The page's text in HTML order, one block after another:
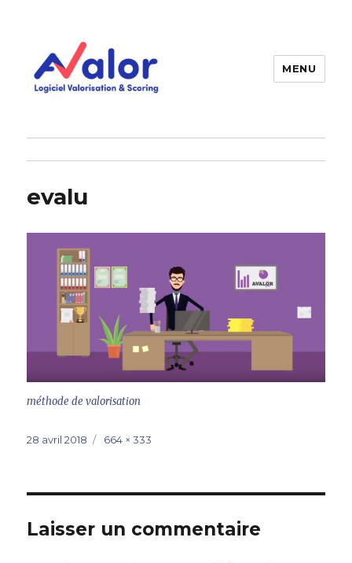
MENU
evalu
méthode de valorisation
Publié
28 avril 2018
Taille
664 × 333
Laisser un commentaire